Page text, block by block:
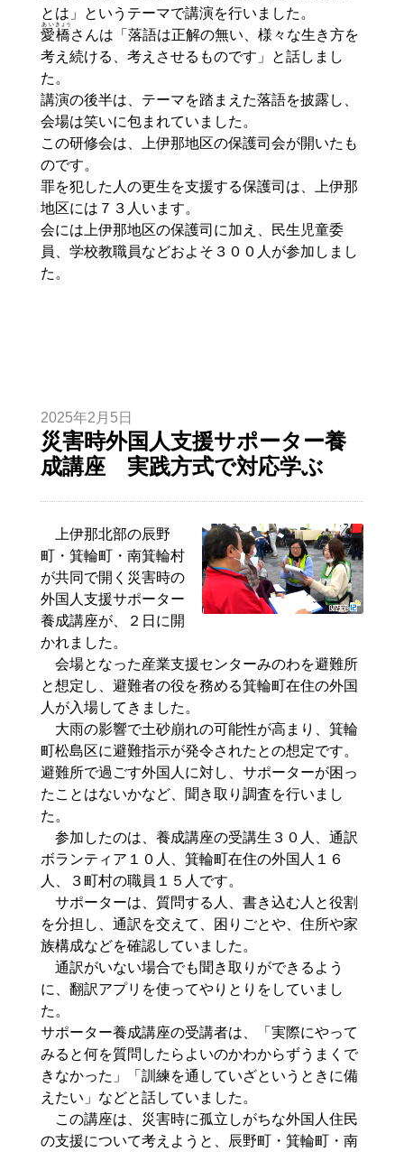
とは」というテーマで講演を行いました。
愛
あい
橋
きょう
さんは「落語は正解の無い、様々な生き方を
考え続ける、考えさせるものです」と話しまし
た。
講演の後半は、テーマを踏まえた落語を披露し、
会場は笑いに包まれていました。
この研修会は、上伊那地区の保護司会が開いたも
のです。
罪を犯した人の更生を支援する保護司は、上伊那
地区には７３人います。
会には上伊那地区の保護司に加え、民生児童委
員、学校教職員などおよそ３００人が参加しまし
た。
2025年2月5日
災害時外国人支援サポーター養
成講座 実践方式で対応学ぶ
上伊那北部の辰野
町・箕輪町・南箕輪村
が共同で開く災害時の
外国人支援サポーター
養成講座が、２日に開
かれました。
会場となった産業支援センターみのわを避難所
と想定し、避難者の役を務める箕輪町在住の外国
人が入場してきました。
大雨の影響で土砂崩れの可能性が高まり、箕輪
町松島区に避難指示が発令されたとの想定です。
避難所で過ごす外国人に対し、サポーターが困っ
たことはないかなど、聞き取り調査を行いまし
た。
参加したのは、養成講座の受講生３０人、通訳
ボランティア１０人、箕輪町在住の外国人１６
人、３町村の職員１５人です。
サポーターは、質問する人、書き込む人と役割
を分担し、通訳を交えて、困りごとや、住所や家
族構成などを確認していました。
通訳がいない場合でも聞き取りができるよう
に、翻訳アプリを使ってやりとりをしていまし
た。
サポーター養成講座の受講者は、「実際にやって
みると何を質問したらよいのかわからずうまくで
きなかった」「訓練を通していざというときに備
えたい」などと話していました。
この講座は、災害時に孤立しがちな外国人住民
の支援について考えようと、辰野町・箕輪町・南